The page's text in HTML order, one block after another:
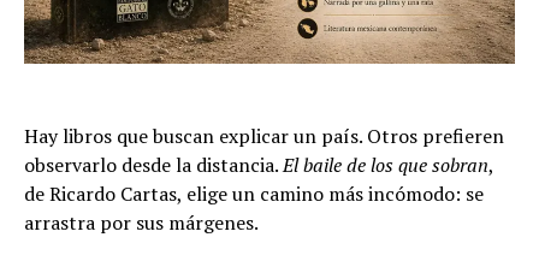
Hay libros que buscan explicar un país. Otros prefieren
observarlo desde la distancia.El baile de los que sobran,
de Ricardo Cartas, elige un camino más incómodo: se
arrastra por sus márgenes.